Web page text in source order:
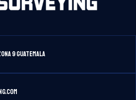
9 Guatemala